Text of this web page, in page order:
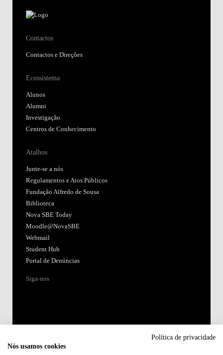
Contactos
Contactos e Direções
Ecossistema
Alunos
Alumni
Investigação
Centros de Conhecimento
Atalhos
Junte-se a nós
Regulamentos e Atos Públicos
Fundação Alfredo de Sousa
Biblioteca
Nova SBE Today
Moodle@NovaSBE
Webmail
Student Hub
Portal de Denúncias
Siga-nos
Política de privacidade
Nós usamos cookies